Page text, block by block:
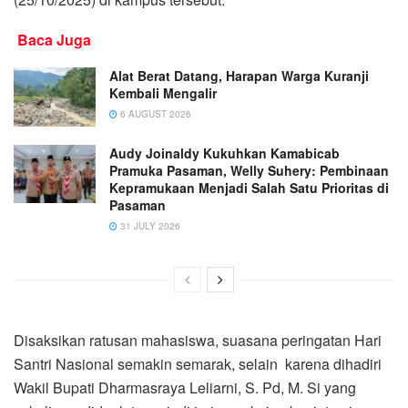
Baca Juga
Alat Berat Datang, Harapan Warga Kuranji
Kembali Mengalir
6 AUGUST 2026
Audy Joinaldy Kukuhkan Kamabicab
Pramuka Pasaman, Welly Suhery: Pembinaan
Kepramukaan Menjadi Salah Satu Prioritas di
Pasaman
31 JULY 2026
Disaksikan ratusan mahasiswa, suasana peringatan Hari
Santri Nasional semakin semarak, selain karena dihadiri
Wakil Bupati Dharmasraya Leliarni, S. Pd, M. Si yang